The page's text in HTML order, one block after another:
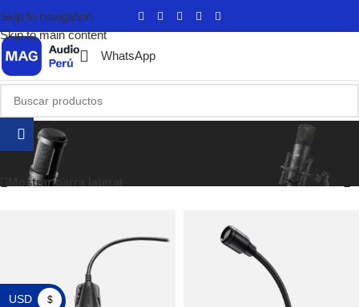
Skip to navigation
Skip to main content
WhatsApp
Inicio Productos
Mostrando los 14 resultados
Mostrar barra lateral
USD $